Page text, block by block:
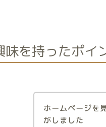
味を持ったポイ
ホームページを
がしました